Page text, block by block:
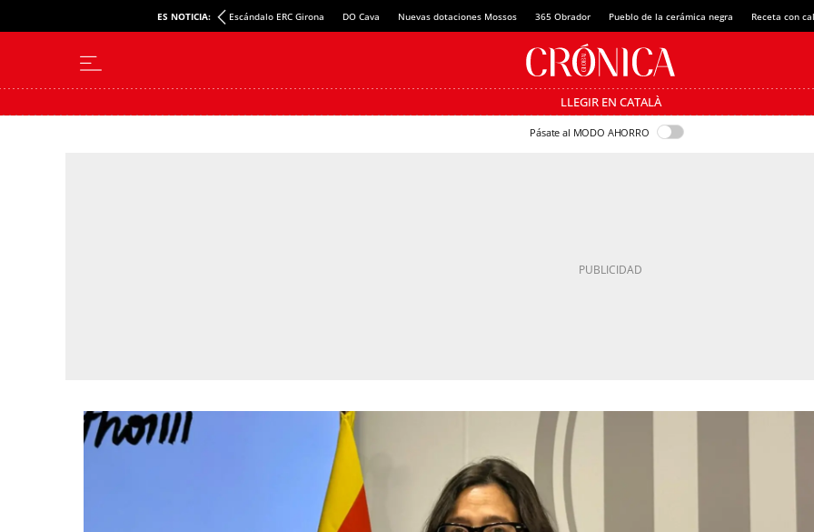
ES NOTICIA:
Promoción inmobiliaria Menorca Escándalo ERC Girona DO Cava Nuevas dotaciones Mossos 365 Obrador Pueblo de la cerámica negra Receta con
LLEGIR EN CATALÀ
Pásate al MODO AHORRO